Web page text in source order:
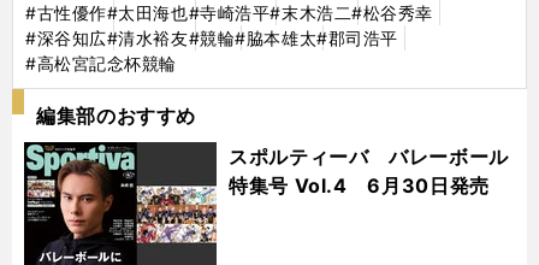
#古性優作#太田海也#寺崎浩平#末木浩二#松谷秀幸
#深谷知広#清水裕友#競輪#脇本雄太#郡司浩平
#高松宮記念杯競輪
編集部のおすすめ
スポルティーバ バレーボール
特集号 Vol.4 6月30日発売